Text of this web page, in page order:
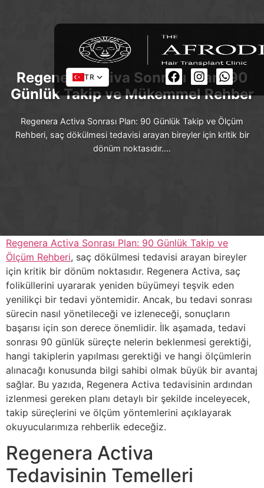
TR
Regenera Activa Sonrası Plan: 90
Günlük Takip ve Mükemmel Rehber
Regenera Activa Sonrası Plan: 90 Günlük Takip ve Ölçüm
Rehberi, saç dökülmesi tedavisi arayan bireyler için kritik bir
dönüm noktasıdır.…
Regenera Activa Sonrası Plan: 90 Günlük Takip ve
Ölçüm Rehberi, saç dökülmesi tedavisi arayan bireyler
için kritik bir dönüm noktasıdır. Regenera Activa, saç
foliküllerini uyararak yeniden büyümeyi teşvik eden
yenilikçi bir tedavi yöntemidir. Ancak, bu tedavi sonrası
sürecin nasıl yönetileceği ve izleneceği, sonuçların
başarısı için son derece önemlidir. İlk aşamada, tedavi
sonrası 90 günlük süreçte nelerin beklenmesi gerektiği,
hangi takiplerin yapılması gerektiği ve hangi ölçümlerin
alınacağı konusunda bilgi sahibi olmak büyük bir avantaj
sağlar. Bu yazıda, Regenera Activa tedavisinin ardından
izlenmesi gereken planı detaylı bir şekilde inceleyecek,
takip süreçlerini ve ölçüm yöntemlerini açıklayarak
okuyucularımıza rehberlik edeceğiz.
Regenera Activa
Tedavisinin Temelleri